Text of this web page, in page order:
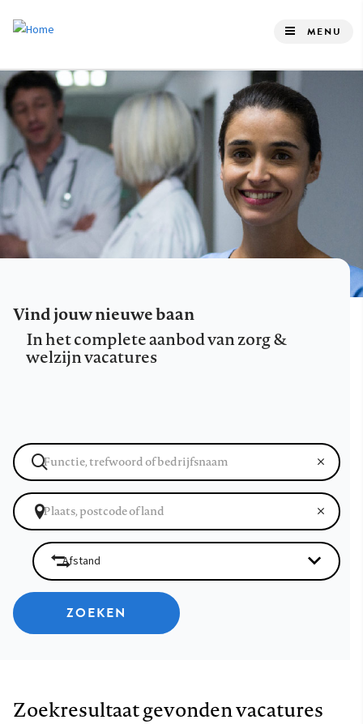
de
inhoud
gaan
MENU
Vind jouw nieuwe baan
In het complete aanbod van zorg &
welzijn vacatures
ZOEKEN
Zoekresultaat gevonden vacatures